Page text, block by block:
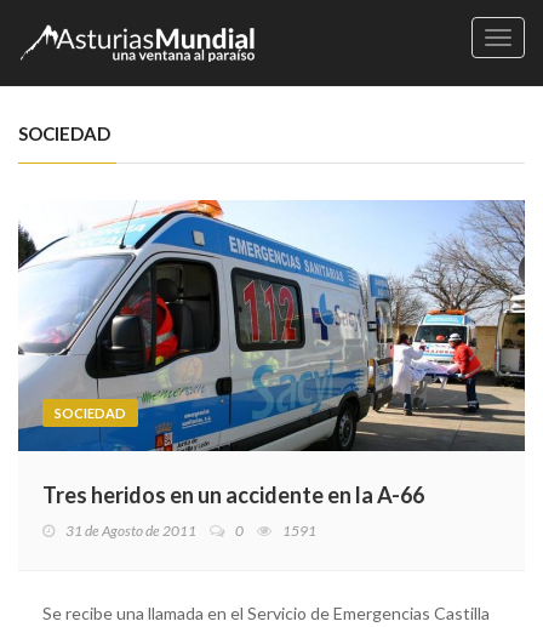
SOCIEDAD
SOCIEDAD
Tres heridos en un accidente en la A-66
31 de Agosto de 2011 0 1591
Se recibe una llamada en el Servicio de Emergencias Castilla